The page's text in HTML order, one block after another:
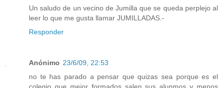
Un saludo de un vecino de Jumilla que se queda perplejo al
leer lo que me gusta llamar JUMILLADAS.-
Responder
Anónimo 23/6/09, 22:53
no te has parado a pensar que quizas sea porque es el